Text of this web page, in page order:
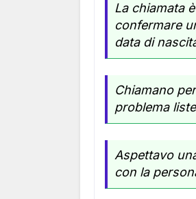
La chiamata
confermare
data di
Chiamano
problema
Aspettavo
con la